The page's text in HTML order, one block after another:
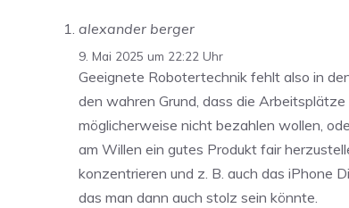
alexander berger
9. Mai 2025 um 22:22 Uhr
Geeignete Robotertechnik fehlt also in
den wahren Grund, dass die
möglicherweise nicht bezahlen wollen,
am Willen ein gutes Produkt fair
konzentrieren und z. B. auch das iPhone
das man dann auch stolz sein könnte.